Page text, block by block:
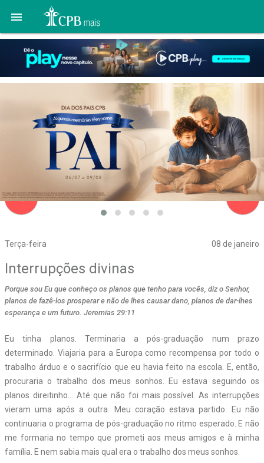

Terça-feira 08 de janeiro
navigate_before
Interrupções divinas
Porque sou Eu que conheço os planos que tenho para vocês, diz o Senhor,
planos de fazê-los prosperar e não de lhes causar dano, planos de dar-lhes
esperança e um futuro. Jeremias 29:11
Eu tinha planos. Terminaria a pós-graduação num prazo
determinado. Viajaria para a Europa como recompensa por todo o
trabalho árduo e o sacrifício que eu havia feito na escola. E, então,
procuraria o trabalho dos meus sonhos. Eu estava seguindo os
planos direitinho… Até que não foi mais possível. As interrupções
vieram uma após a outra. Meu coração estava partido. Eu não
continuaria o programa de pós-graduação no ritmo esperado. E não
me formaria no tempo que prometi aos meus amigos e à minha
família. E nem sabia mais qual era o trabalho dos meus sonhos.
navigate_next